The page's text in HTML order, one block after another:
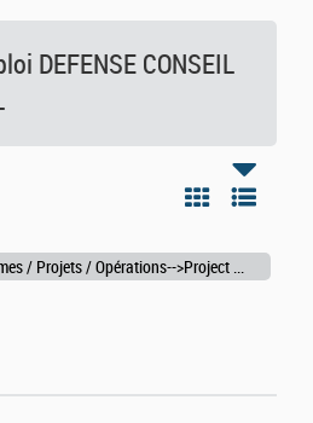
DEFENSE CONSEIL
Management de programmes / Projets / Opérations-->Project management officer